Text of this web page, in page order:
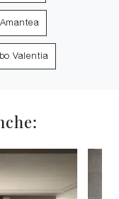
Valentia